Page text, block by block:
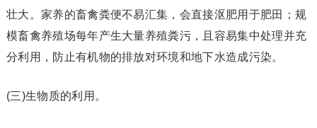
壮大。家养的畜禽粪便不易汇集，会直接沤肥用于肥田；规
模畜禽养殖场每年产生大量养殖粪污，且容易集中处理并充
分利用，防止有机物的排放对环境和地下水造成污染。
(三)生物质的利用。